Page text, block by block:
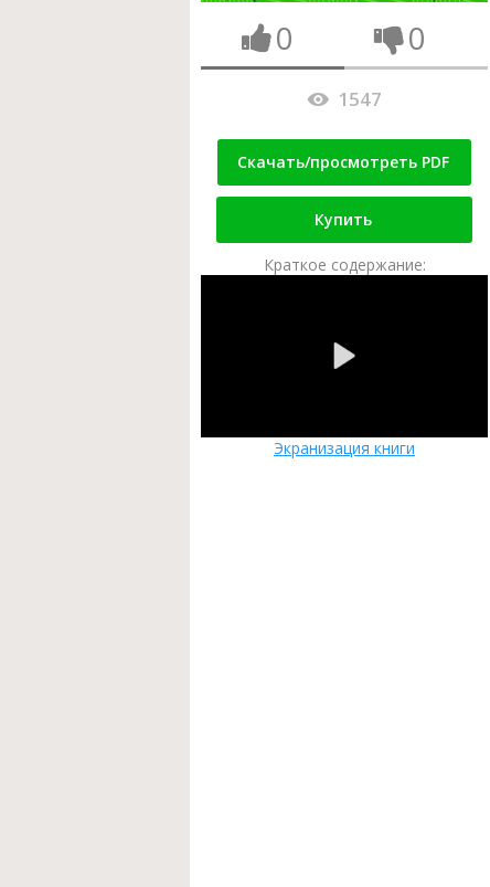
0 0
1547
Скачать/просмотреть PDF
Купить
Краткое содержание:
Экранизация книги